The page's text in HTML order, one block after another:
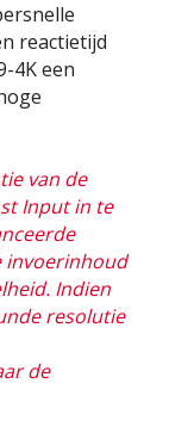
reactietijd
4K een
van de
Input in te
invoerinhoud
Indien
resolutie
de